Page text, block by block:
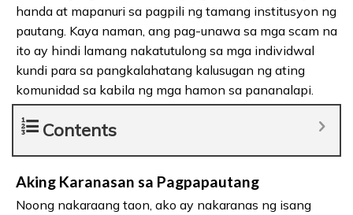
handa at mapanuri sa pagpili ng tamang institusyon ng
pautang. Kaya naman, ang pag-unawa sa mga scam na
ito ay hindi lamang nakatutulong sa mga individwal
kundi para sa pangkalahatang kalusugan ng ating
komunidad sa kabila ng mga hamon sa pananalapi.
Contents
Aking Karanasan sa Pagpapautang
Noong nakaraang taon, ako ay nakaranas ng isang